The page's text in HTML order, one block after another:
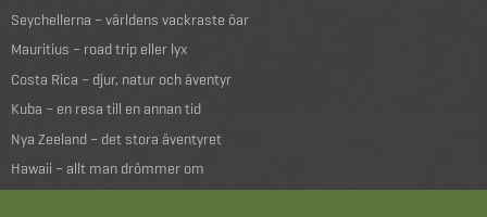
Seychellerna – världens vackraste öar
Mauritius – road trip eller lyx
Costa Rica – djur, natur och äventyr
Kuba – en resa till en annan tid
Nya Zeeland – det stora äventyret
Hawaii – allt man drömmer om